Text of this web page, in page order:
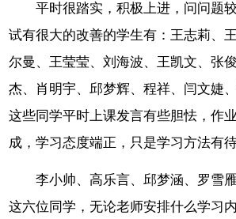
平时很踏实，积极上进，问问题
试有很大的改善的学生有：王志莉、
尔曼 、王莹莹、刘海波、王凯文、张
杰、肖明宇、邱梦辉、程祥、闫文婕
这些同学平时上课发言有些胆怯，作
成，学习态度端正，只是学习方法有待
李小帅、高乐言、邱梦涵、罗雪
这六位同学，无论老师安排什么学习